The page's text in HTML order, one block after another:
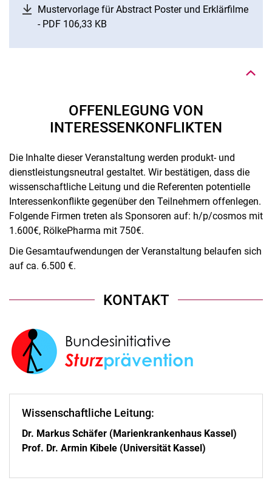
Mustervorlage für Abstract Poster und Erklärfilme
- PDF 106,33 KB
Nach oben
OFFENLEGUNG VON
INTERESSENKONFLIKTEN
Die Inhalte dieser Veranstaltung werden produkt- und
dienstleistungsneutral gestaltet. Wir bestätigen, dass die
wissenschaftliche Leitung und die Referenten potentielle
Interessenkonflikte gegenüber den Teilnehmern offenlegen.
Folgende Firmen treten als Sponsoren auf: h/p/cosmos mit
1.600€, RölkePharma mit 750€.
Die Gesamtaufwendungen der Veranstaltung belaufen sich
auf ca. 6.500 €.
KONTAKT
Wissenschaftliche Leitung:
Dr. Markus Schäfer (Marienkrankenhaus Kassel)
Prof. Dr. Armin Kibele (Universität Kassel)